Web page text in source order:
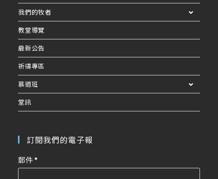
我們的牧者
教堂導覽
最新公告
祈禱專區
慕道班
堂訊
訂閱我們的電子報
郵件*